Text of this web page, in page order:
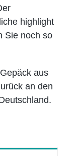
highlight
Sie noch so
aus
an den